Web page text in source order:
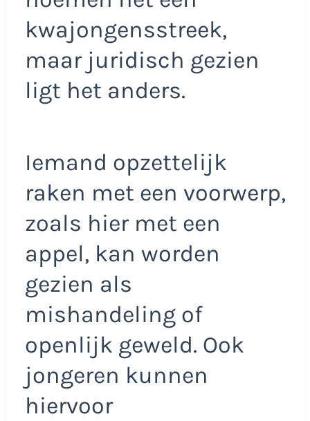
kwajongensstreek,
maar juridisch gezien
ligt het anders.
Iemand opzettelijk
raken met een voorwerp,
zoals hier met een
appel, kan worden
gezien als
mishandeling of
openlijk geweld. Ook
jongeren kunnen
hiervoor